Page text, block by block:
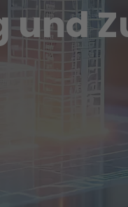
und